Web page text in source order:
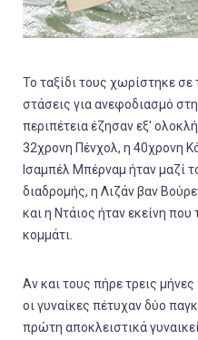
Το ταξίδι τους χωρίστηκε
στάσεις για ανεφοδιασμό
περιπέτεια έζησαν εξ'
32χρονη Πένχολ, η 40χρονη
Ισαμπέλ Μπέρναμ ήταν μαζί
διαδρομής, η Λιζάν βαν
και η Ντάιος ήταν εκείνη
κομμάτι.
Αν και τους πήρε τρεις
οι γυναίκες πέτυχαν δύο
πρώτη αποκλειστικά